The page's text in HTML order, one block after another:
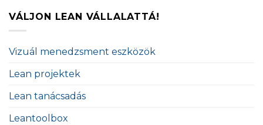
VÁLJON LEAN VÁLLALATTÁ!
Vizuál menedzsment eszközök
Lean projektek
Lean tanácsadás
Leantoolbox